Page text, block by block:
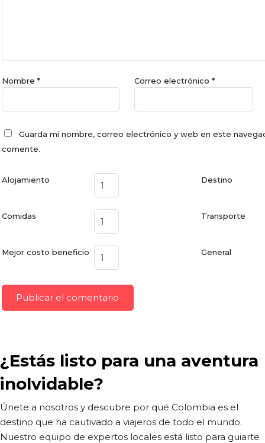
Nombre * Correo electrónico*
Guarda mi nombre, correo electrónico y web en este
comente.
Alojamiento Destino
Comidas Transporte
Mejor costo beneficio General
¿Estás listo para una aventura
inolvidable?
Únete a nosotros y descubre por qué Colombia es el
destino que ha cautivado a viajeros de todo el mundo.
Nuestro equipo de expertos locales está listo para guiarte